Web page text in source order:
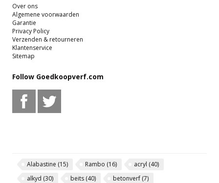
Over ons
Algemene voorwaarden
Garantie
Privacy Policy
Verzenden & retourneren
Klantenservice
Sitemap
Follow Goedkoopverf.com
Alabastine (15) Rambo (16) acryl (40)
alkyd (30) beits (40) betonverf (7)